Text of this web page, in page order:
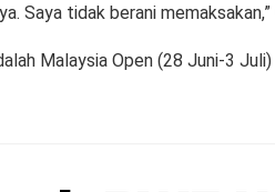
Saya tidak berani memaksakan,”
Malaysia Open (28 Juni-3 Juli)